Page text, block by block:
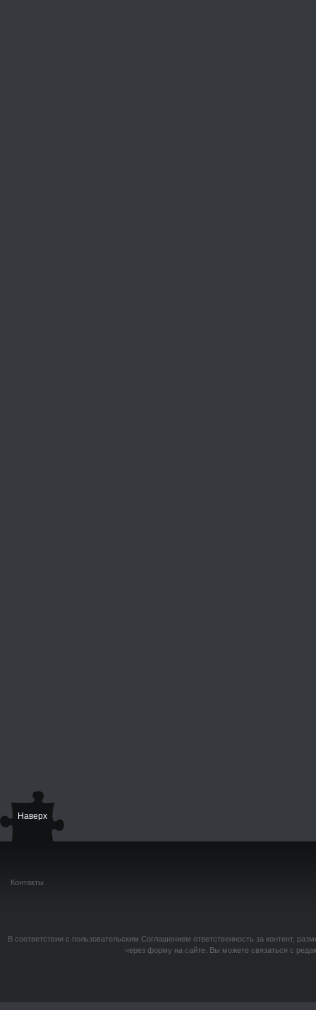
Наверх
Контакты
В соответствии с пользовательским Соглашением ответственность за контент,
через форму на сайте. Вы можете связаться с